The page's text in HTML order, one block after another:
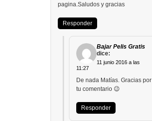
pagina.Saludos y gracias
Responder
Bajar Pelis Gratis
dice:
11 junio 2016 a las
11:27
De nada Matías. Gracias por
tu comentario 😉
Responder